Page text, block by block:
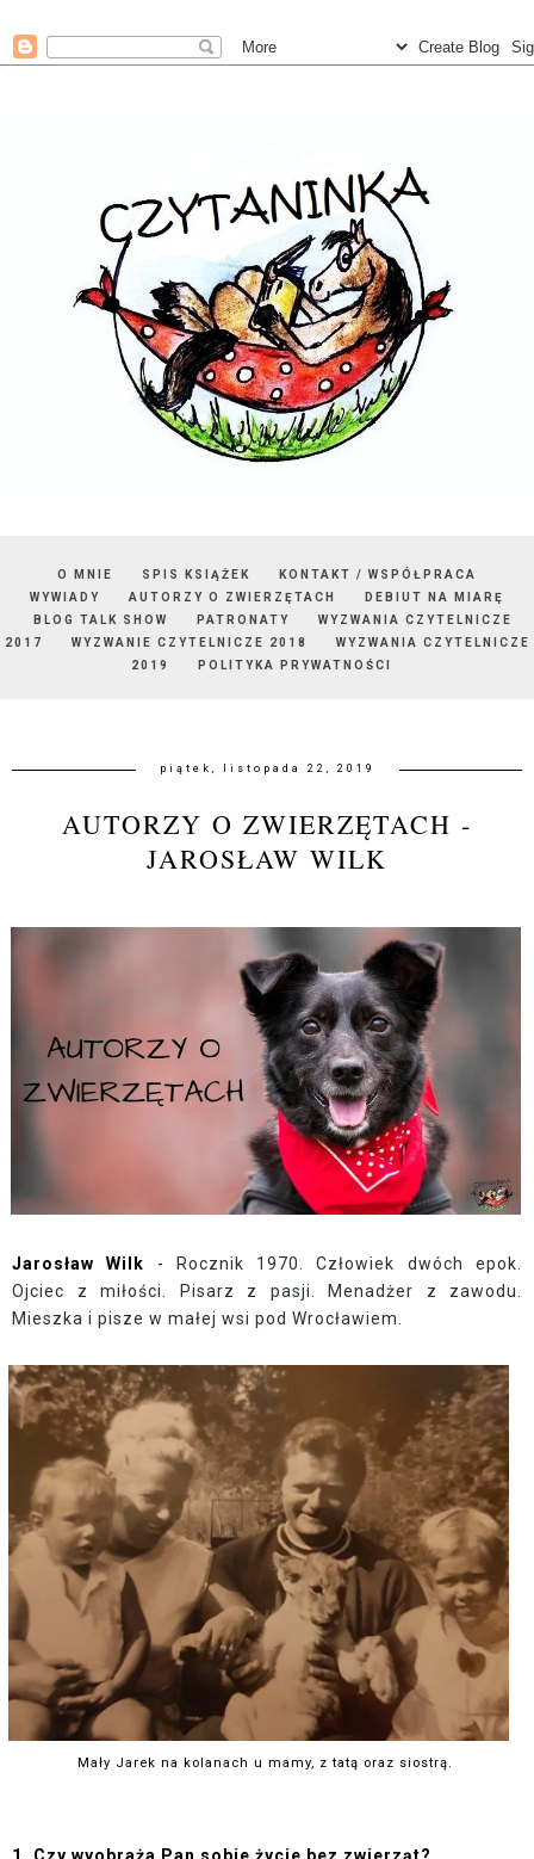
O MNIE SPIS KSIĄŻEK
KONTAKT / WSPÓŁPRACA
WYWIADY
AUTORZY O ZWIERZĘTACH
DEBIUT NA MIARĘ
BLOG TALK SHOW
PATRONATY
WYZWANIA CZYTELNICZE
2017
WYZWANIE CZYTELNICZE 2018
WYZWANIA CZYTELNICZE
2019
POLITYKA PRYWATNOŚCI
piątek, listopada 22, 2019
AUTORZY O ZWIERZĘTACH -
JAROSŁAW WILK
Jarosław Wilk - Rocznik 1970. Człowiek dwóch epok.
Ojciec z miłości. Pisarz z pasji. Menadżer z zawodu.
Mieszka i pisze w małej wsi pod Wrocławiem.
Mały Jarek na kolanach u mamy, z tatą oraz siostrą.
1. Czy wyobraża Pan sobie życie bez zwierząt?